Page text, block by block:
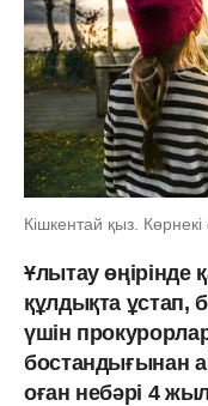
Кішкентай қыз.
Ұлытау
құлдықта ұстап,
үшін
бостандығынан
оған небәрі 4